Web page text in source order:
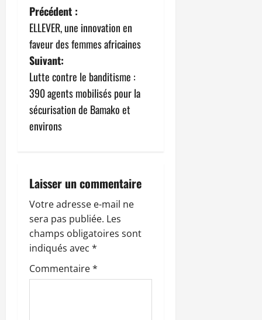
N
a
v
i
g
a
i
o
n
d
’
Précédent :
ELLEVER, une innovation en
faveur des femmes africaines
Suivant:
Lutte contre le banditisme :
390 agents mobilisés pour la
sécurisation de Bamako et
environs
Laisser un commentaire
Votre adresse e-mail ne
sera pas publiée. Les
champs obligatoires sont
indiqués avec *
Commentaire*